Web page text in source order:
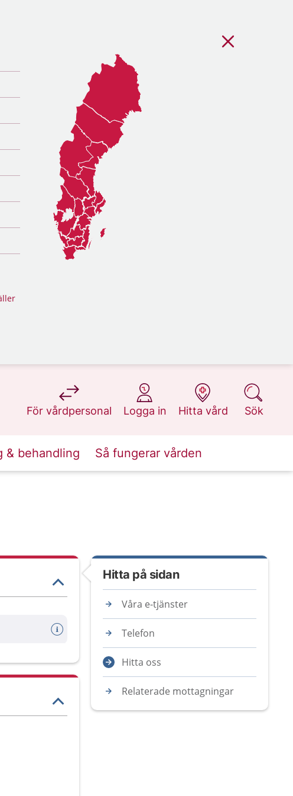
För vårdpersonal
på 1177.se
Logga in
på 1177.se
Hitta vård
på 1177.se
Sök
på 1177.se
& behandling Så fungerar vården
Hitta på sidan
Våra e-tjänster
Telefon
Hitta oss
Relaterade mottagningar